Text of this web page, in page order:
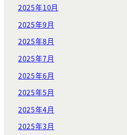
2025年10月
2025年9月
2025年8月
2025年7月
2025年6月
2025年5月
2025年4月
2025年3月